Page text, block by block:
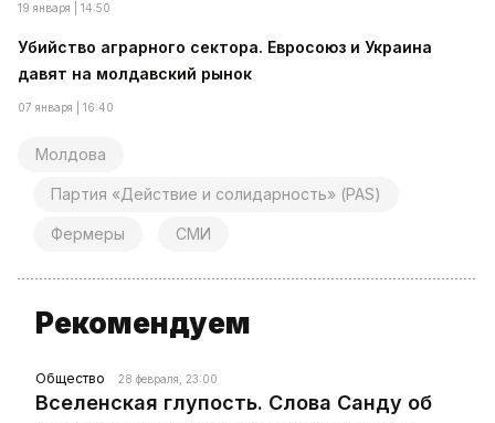
19 января | 14:50
Убийство аграрного сектора. Евросоюз и Украина
давят на молдавский рынок
07 января | 16:40
Молдова
Партия «Действие и солидарность» (PAS)
Фермеры СМИ
Рекомендуем
Общество 28 февраля, 23:00
Вселенская глупость. Слова Санду об